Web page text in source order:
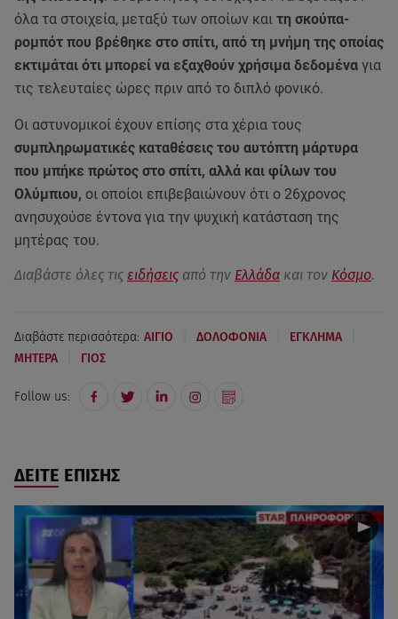
όλα τα στοιχεία, μεταξύ των οποίων και τη σκούπα-
ρομπότ που βρέθηκε στο σπίτι, από τη μνήμη της οποίας
εκτιμάται ότι μπορεί να εξαχθούν χρήσιμα δεδομένα για
τις τελευταίες ώρες πριν από το διπλό φονικό.
Οι αστυνομικοί έχουν επίσης στα χέρια τους
συμπληρωματικές καταθέσεις του αυτόπτη μάρτυρα
που μπήκε πρώτος στο σπίτι, αλλά και φίλων του
Ολύμπιου, οι οποίοι επιβεβαιώνουν ότι ο 26χρονος
ανησυχούσε έντονα για την ψυχική κατάσταση της
μητέρας του.
Διαβάστε όλες τις ειδήσεις από την Ελλάδα και τον Κόσμο.
Διαβάστε περισσότερα: ΑΙΓΙΟ ΔΟΛΟΦΟΝΙΑ ΕΓΚΛΗΜΑ
ΜΗΤΕΡΑ ΓΙΟΣ
Follow us:
ΔΕΙΤΕ ΕΠΙΣΗΣ